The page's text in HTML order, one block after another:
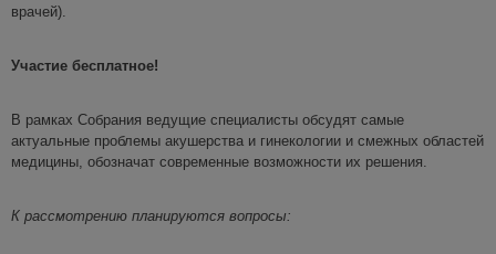
врачей).
Участие бесплатное!
В рамках Собрания ведущие специалисты обсудят самые
актуальные проблемы акушерства и гинекологии и смежных областей
медицины, обозначат современные возможности их решения.
К рассмотрению планируются вопросы: